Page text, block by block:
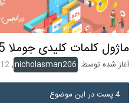
ماژول کلمات کلیدی جوملا 1.5
آغاز شده توسط: nicholasman206
,12 اسفند 1392
4 پست در این موضوع